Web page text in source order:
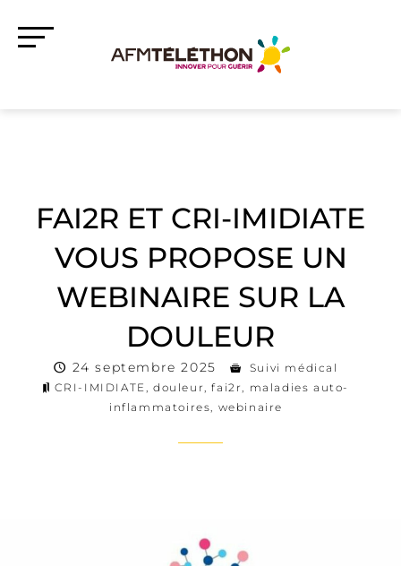
FAI2R ET CRI-IMIDIATE
VOUS PROPOSE UN
WEBINAIRE SUR LA
DOULEUR
24 septembre 2025
Suivi médical
CRI-IMIDIATE, douleur,fai2r, maladies auto-
inflammatoires, webinaire